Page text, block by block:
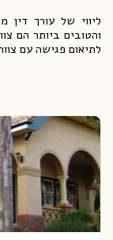
ליווי של עורך דין
והטובים ביותר הם
לתיאום פגישה עם